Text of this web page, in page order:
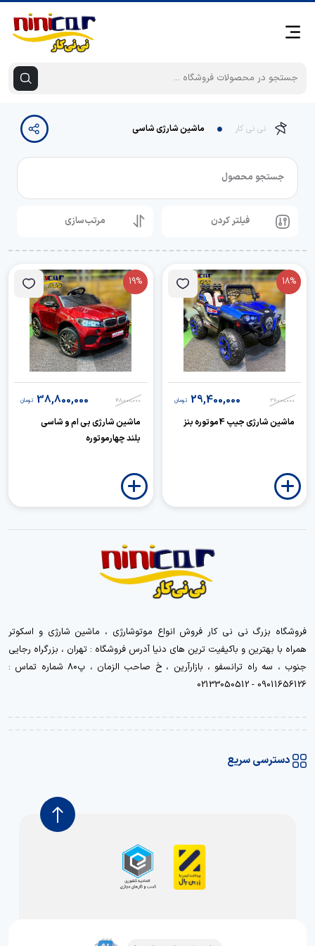
نی نی کار ماشین شارژی شاسی
جستجو محصول
فیلتر کردن مرتب‌سازی
18%
36,000,000
29,400,000 تومان
ماشین شارژی جیپ 4موتوره بنز
19%
48,000,000
38,800,000 تومان
ماشین شارژی بی ام و شاسی
بلند چهارموتوره
فروشگاه بزرگ نی نی کار فروش انواع موتوشارژی ، ماشین شارژی و اسکوتر
همراه با بهترین و باکیفیت ترین های دنیا آدرس فروشگاه : تهران ، بزرگراه رجایی
جنوب ، سه راه ترانسفو ، بازارآرین ، خ صاحب الزمان ، پ80 شماره تماس :
09011656126 - 02133050512
دسترسی سریع